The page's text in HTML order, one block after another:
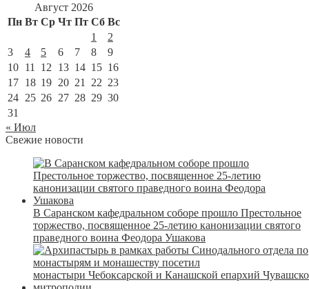
Август 2026
Пн Вт Ср Чт Пт Сб Вс
1
2
3
4 5 6 7 8
9
10 11 12 13 14 15 16
17 18 19 20 21 22 23
24 25 26 27 28 29 30
31
« Июл
Свежие новости
В Саранском кафедральном соборе прошло Престольное
торжество, посвященное 25-летию канонизации святого
праведного воина Феодора Ушакова